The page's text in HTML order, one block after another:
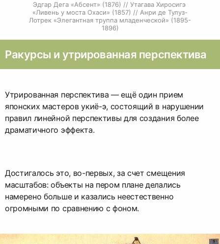
Эдгар Дега «Абсент» (1876) // Утагава Хиросигэ
«Ливень у моста Охаси» (1857) // Анри де Тулуз-
Лотрек «Элегантная труппа младенческой» (1895-
1896)
Ракурсы и утрированная перспектива
Утрированная перспектива — ещё один прием
японских мастеров укиё-э, состоящий в нарушении
правил линейной перспективы для создания более
драматичного эффекта.
Достигалось это, во-первых, за счет смещения
масштабов: объекты на пером плане делались
намерено больше и казались неестественно
огромными по сравнению с фоном.